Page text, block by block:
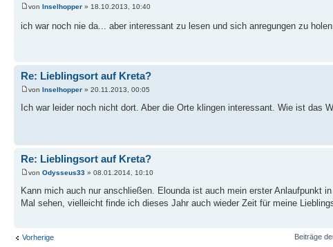
von Inselhopper » 18.10.2013, 10:40
ich war noch nie da... aber interessant zu lesen und sich anregungen zu
Re: Lieblingsort auf Kreta?
von Inselhopper » 20.11.2013, 00:05
Ich war leider noch nicht dort. Aber die Orte klingen interessant. Wie ist das
Re: Lieblingsort auf Kreta?
von Odysseus33 » 08.01.2014, 10:10
Kann mich auch nur anschließen. Elounda ist auch mein erster Anlaufpunkt
Mal sehen, vielleicht finde ich dieses Jahr auch wieder Zeit für meine
Vorherige Beiträge